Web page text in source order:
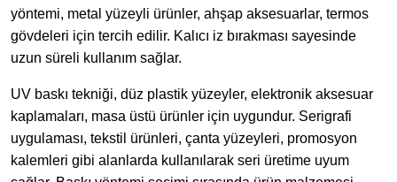
yöntemi, metal yüzeyli ürünler, ahşap aksesuarlar, termos
gövdeleri için tercih edilir. Kalıcı iz bırakması sayesinde
uzun süreli kullanım sağlar.
UV baskı tekniği, düz plastik yüzeyler, elektronik aksesuar
kaplamaları, masa üstü ürünler için uygundur. Serigrafi
uygulaması, tekstil ürünleri, çanta yüzeyleri, promosyon
kalemleri gibi alanlarda kullanılarak seri üretime uyum